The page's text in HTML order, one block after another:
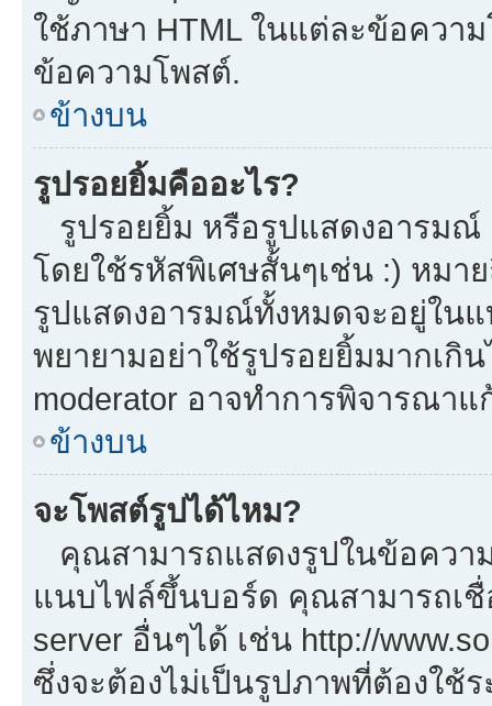
ใช้ภาษา HTML ในแต่ละข้อคว
ข้อความโพสต์.
ข้างบน
รูปรอยยิ้มคืออะไร?
รูปรอยยิ้ม หรือรูปแสดงอารมณ์
โดยใช้รหัสพิเศษสั้นๆเช่น :) หมา
รูปแสดงอารมณ์ทั้งหมดจะอยู่ใน
พยายามอย่าใช้รูปรอยยิ้มมากเกิ
moderator อาจทำการพิจารณา
ข้างบน
จะโพสต์รูปได้ไหม?
คุณสามารถแสดงรูปในข้อควา
แนบไฟล์ขึ้นบอร์ด คุณสามารถเชื่
server อื่นๆได้ เช่น http://
ซึ่งจะต้องไม่เป็นรูปภาพที่ต้องใช้